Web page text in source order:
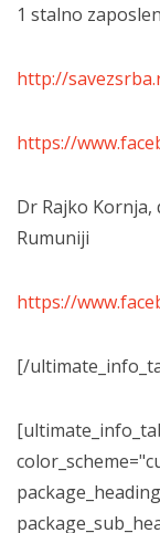
1 stalno
http://
https://
Dr Rajko Kornja,
Rumuniji
https://
[/